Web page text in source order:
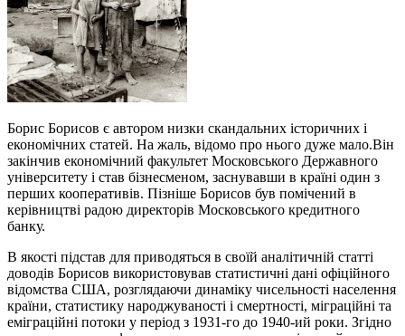
Борис Борисов є автором низки скандальних історичних і
економічних статей. На жаль, відомо про нього дуже мало.Він
закінчив економічний факультет Московського Державного
університету і став бізнесменом, заснувавши в країні один з
перших кооперативів. Пізніше Борисов був помічений в
керівництві радою директорів Московського кредитного
банку.
В якості підстав для приводяться в своїй аналітичній статті
доводів Борисов використовував статистичні дані офіційного
відомства США, розглядаючи динаміку чисельності населення
країни, статистику народжуваності і смертності, міграційні та
еміграційні потоки у період з 1931-го до 1940-ий роки. Згідно